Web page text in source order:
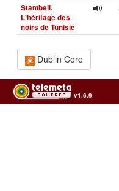
Stambeli.
L'héritage des
noirs de Tunisie
Dublin Core
v1.6.9